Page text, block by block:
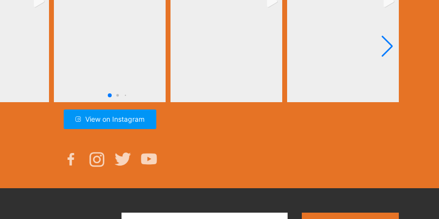
View on Instagram